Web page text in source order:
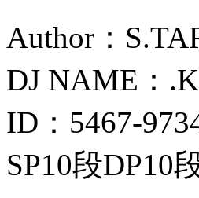
Author：
DJ NAME：
ID：5467-
SP10段DP10